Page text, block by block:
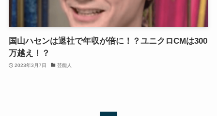
国山ハセンは退社で年収が倍に！？ユニクロCMは300
万越え！？
2023年3月7日 芸能人